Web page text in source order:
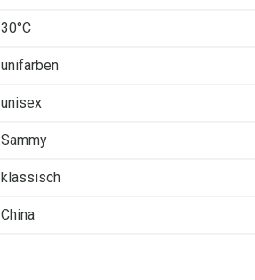
30°C
unifarben
unisex
Sammy
klassisch
China